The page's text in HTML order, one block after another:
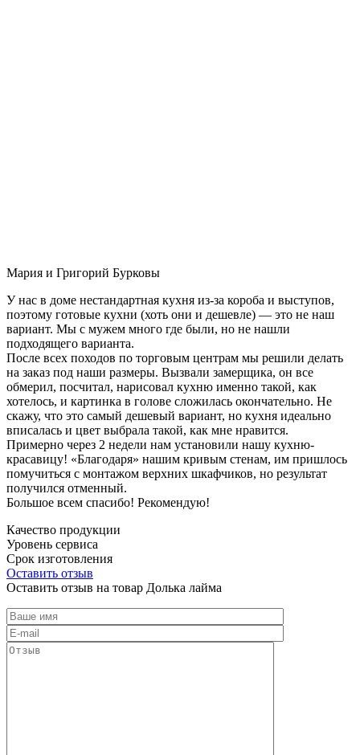
Мария и Григорий Бурковы
У нас в доме нестандартная кухня из-за короба и выступов,
поэтому готовые кухни (хоть они и дешевле) — это не наш
вариант. Мы с мужем много где были, но не нашли
подходящего варианта.
После всех походов по торговым центрам мы решили делать
на заказ под наши размеры. Вызвали замерщика, он все
обмерил, посчитал, нарисовал кухню именно такой, как
хотелось, и картинка в голове сложилась окончательно. Не
скажу, что это самый дешевый вариант, но кухня идеально
вписалась и цвет выбрала такой, как мне нравится.
Примерно через 2 недели нам установили нашу кухню-
красавицу! «Благодаря» нашим кривым стенам, им пришлось
помучиться с монтажом верхних шкафчиков, но результат
получился отменный.
Большое всем спасибо! Рекомендую!
Качество продукции
Уровень сервиса
Срок изготовления
Оставить отзыв
Оставить отзыв на товар Долька лайма